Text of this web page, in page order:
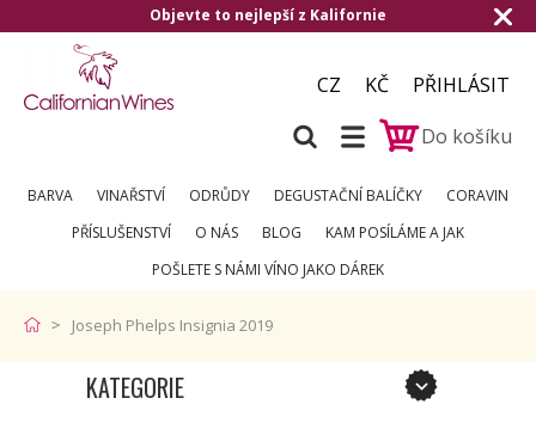
Objevte to nejlepší z Kalifornie
CZ KČ
PŘIHLÁSIT
Do košíku
BARVA VINAŘSTVÍ ODRŮDY DEGUSTAČNÍ BALÍČKY
CORAVIN
PŘÍSLUŠENSTVÍ
O NÁS BLOG
KAM POSÍLÁME A JAK
POŠLETE S NÁMI VÍNO JAKO DÁREK
Joseph Phelps Insignia 2019
KATEGORIE